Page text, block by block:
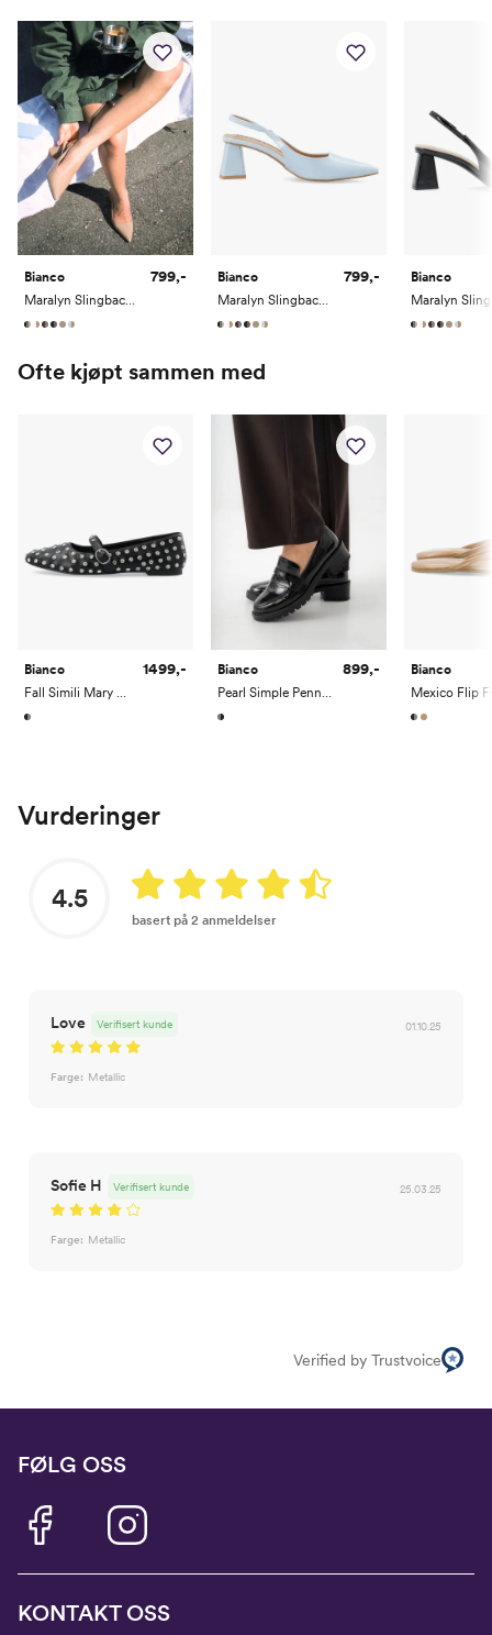
Bianco
799,-
Bianco
Maralyn Slingback Patent
799,- Bianco
Ofte kjøpt sammen med
Bianco
Fall Simili Mary Jane
1499,-
Bianco
Pearl Simple Penny Loafer Patent Aquarius
899,- Bianco
Vurderinger
4.5
basert på 2 anmeldelser
Love 01.10.25
Verifisert kunde
Farge: Metallic
Sofie H 25.03.25
Verifisert kunde
Farge: Metallic
Verified by Trustvoice
FØLG OSS
KONTAKT OSS